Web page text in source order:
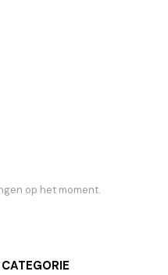
op het moment.